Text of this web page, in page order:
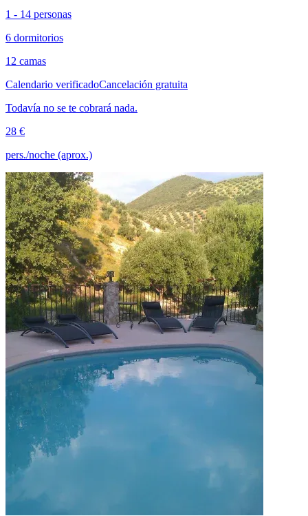
1 - 14 personas
6 dormitorios
12 camas
Calendario verificadoCancelación gratuita
Todavía no se te cobrará nada.
28 €
pers./noche (aprox.)